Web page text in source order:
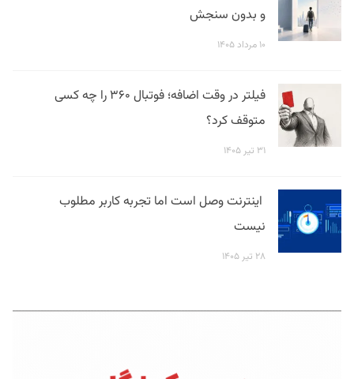
و بدون سنجش
۱۰ مرداد ۱۴۰۵
فیلتر در وقت اضافه؛ فوتبال ۳۶۰ را چه کسی
متوقف کرد؟
۳۱ تیر ۱۴۰۵
اینترنت وصل است اما تجربه کاربر مطلوب
نیست
۲۸ تیر ۱۴۰۵